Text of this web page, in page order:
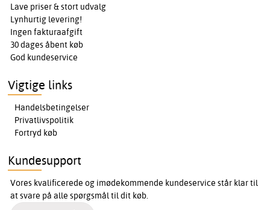
Lave priser & stort udvalg
Lynhurtig levering!
Ingen fakturaafgift
30 dages åbent køb
God kundeservice
Vigtige links
Handelsbetingelser
Privatlivspolitik
Fortryd køb
Kundesupport
Vores kvalificerede og imødekommende kundeservice står klar til
at svare på alle spørgsmål til dit køb.